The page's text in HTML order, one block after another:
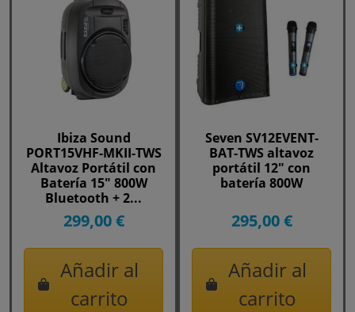
Ibiza Sound
PORT15VHF-MKII-TWS
Altavoz Portátil con
Batería 15" 800W
Bluetooth + 2...
299,00 €
Añadir al
carrito
Seven SV12EVENT-
BAT-TWS altavoz
portátil 12" con
batería 800W
295,00 €
Añadir al
carrito